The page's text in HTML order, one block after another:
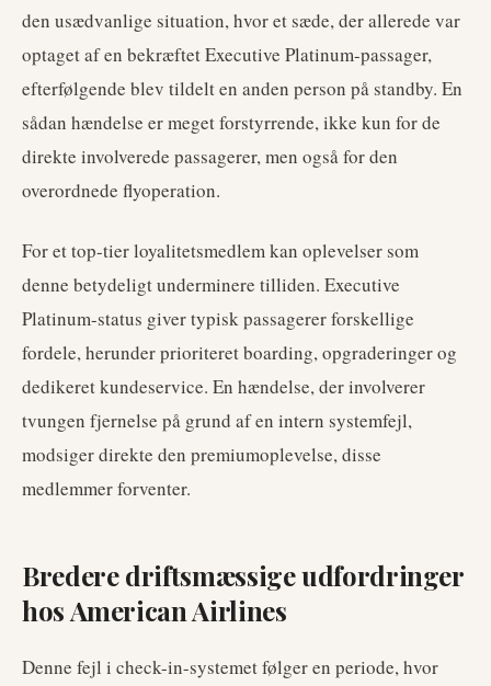
den usædvanlige situation, hvor et sæde, der allerede var
optaget af en bekræftet Executive Platinum-passager,
efterfølgende blev tildelt en anden person på standby. En
sådan hændelse er meget forstyrrende, ikke kun for de
direkte involverede passagerer, men også for den
overordnede flyoperation.
For et top-tier loyalitetsmedlem kan oplevelser som
denne betydeligt underminere tilliden. Executive
Platinum-status giver typisk passagerer forskellige
fordele, herunder prioriteret boarding, opgraderinger og
dedikeret kundeservice. En hændelse, der involverer
tvungen fjernelse på grund af en intern systemfejl,
modsiger direkte den premiumoplevelse, disse
medlemmer forventer.
Bredere driftsmæssige udfordringer
hos American Airlines
Denne fejl i check-in-systemet følger en periode, hvor